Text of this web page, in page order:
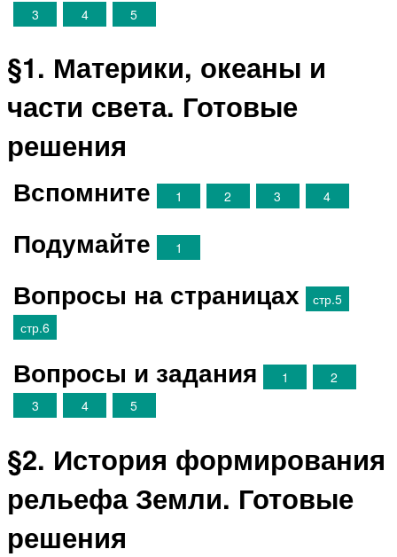
3
4 5
§1. Материки, океаны и
части света. Готовые
решения
Вспомните 1 2 3 4
Подумайте 1
Вопросы на страницах
стр.5
стр.6
Вопросы и задания 1
2
3
4 5
§2. История формирования
рельефа Земли. Готовые
решения